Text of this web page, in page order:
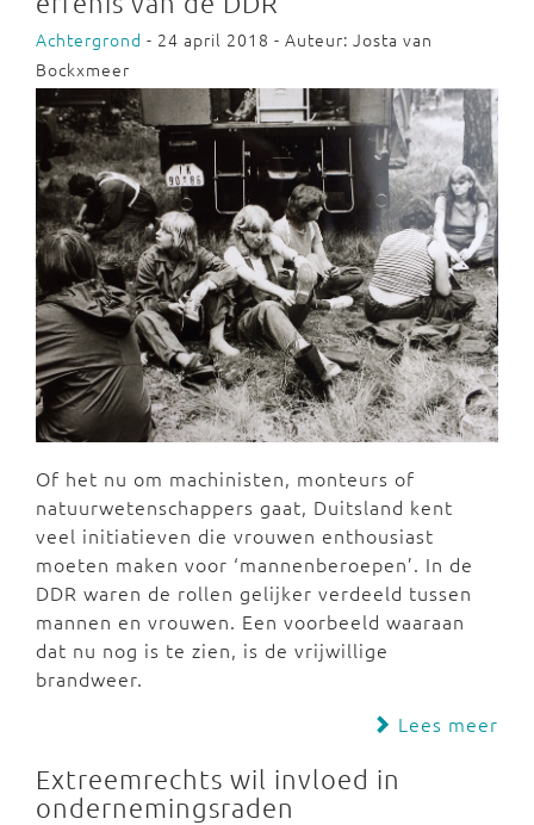
Achtergrond - 24 april 2018 - Auteur: Josta van
Bockxmeer
Of het nu om machinisten, monteurs of
natuurwetenschappers gaat, Duitsland kent
veel initiatieven die vrouwen enthousiast
moeten maken voor ‘mannenberoepen’. In de
DDR waren de rollen gelijker verdeeld tussen
mannen en vrouwen. Een voorbeeld waaraan
dat nu nog is te zien, is de vrijwillige
brandweer.
Lees meer
Extreemrechts wil invloed in
ondernemingsraden